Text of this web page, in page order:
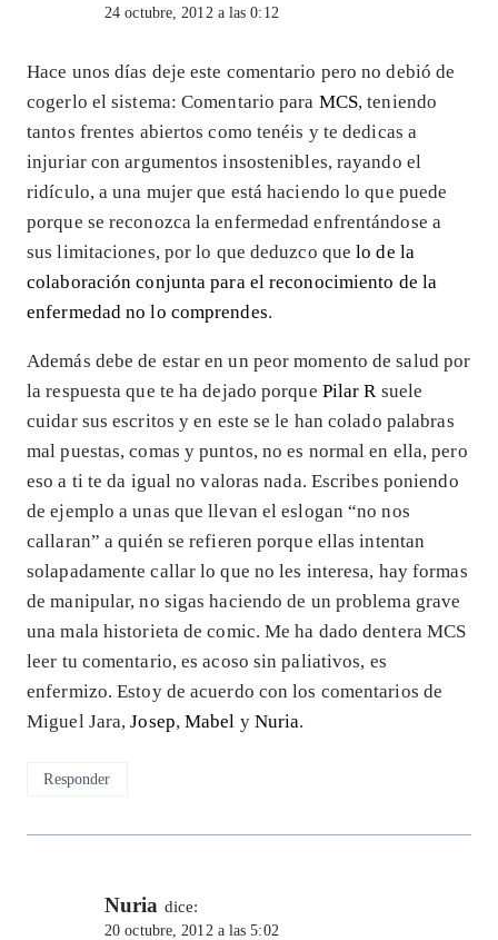
24 octubre, 2012 a las 0:12
Hace unos días deje este comentario pero no debió de
cogerlo el sistema: Comentario para MCS, teniendo
tantos frentes abiertos como tenéis y te dedicas a
injuriar con argumentos insostenibles, rayando el
ridículo, a una mujer que está haciendo lo que puede
porque se reconozca la enfermedad enfrentándose a
sus limitaciones, por lo que deduzco quelo de la
colaboración conjunta para el reconocimiento de la
enfermedad no lo comprendes.
Además debe de estar en un peor momento de salud por
la respuesta que te ha dejado porque Pilar R suele
cuidar sus escritos y en este se le han colado palabras
mal puestas, comas y puntos, no es normal en ella, pero
eso a ti te da igual no valoras nada. Escribes poniendo
de ejemplo a unas que llevan el eslogan “no nos
callaran” a quién se refieren porque ellas intentan
solapadamente callar lo que no les interesa, hay formas
de manipular, no sigas haciendo de un problema grave
una mala historieta de comic. Me ha dado dentera MCS
leer tu comentario, es acoso sin paliativos, es
enfermizo. Estoy de acuerdo con los comentarios de
Miguel Jara,Josep,Mabel y Nuria.
Responder
Nuria dice:
20 octubre, 2012 a las 5:02